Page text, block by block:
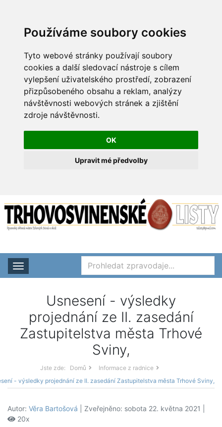
Používáme soubory cookies
Tyto webové stránky používají soubory
cookies a další sledovací nástroje s cílem
vylepšení uživatelského prostředí, zobrazení
přizpůsobeného obsahu a reklam, analýzy
návštěvnosti webových stránek a zjištění
zdroje návštěvnosti.
OK
Upravit mé předvolby
Rozbalit nabídku
Usnesení - výsledky
projednání ze II. zasedání
Zastupitelstva města Trhové
Sviny,
Jste zde: Domů
Informace z radnice
- výsledky projednání ze II. zasedání Zastupitelstva města Trhové Sviny,
Autor: Věra Bartošová | Zveřejněno: sobota 22. května 2021 |
20x